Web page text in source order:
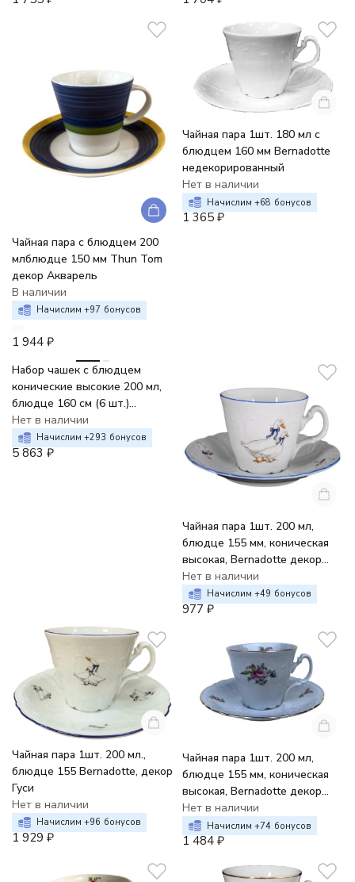
Чайная пара с блюдцем 200
млблюдце 150 мм Thun Tom
декор Акварель
В наличии
Начислим +97 бонусов
1 944 ₽
Чайная пара 1шт. 180 мл с
блюдцем 160 мм Bernadotte
недекорированный
Нет в наличии
Начислим +68 бонусов
1 365 ₽
Набор чашек с блюдцем
конические высокие 200 мл,
блюдце 160 см (6 шт.)
Bernadotte декор Гуси
Нет в наличии
Начислим +293 бонусов
5 863 ₽
Чайная пара 1шт. 200 мл,
блюдце 155 мм, коническая
высокая, Bernadotte декор
Гуси
Нет в наличии
Начислим +49 бонусов
977 ₽
Чайная пара 1шт. 200 мл.,
блюдце 155 Bernadotte, декор
Гуси
Нет в наличии
Начислим +96 бонусов
1 929 ₽
Чайная пара 1шт. 200 мл,
блюдце 155 мм, коническая
высокая, Bernadotte декор
Мейсенский букет
Нет в наличии
Начислим +74 бонусов
1 484 ₽